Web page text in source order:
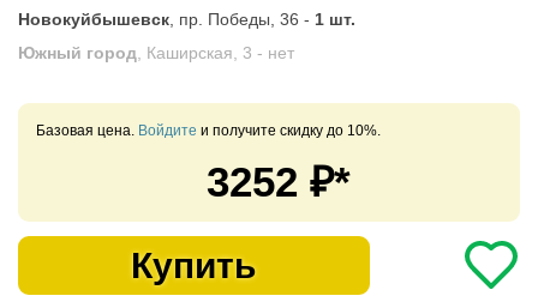
Новокуйбышевск , пр. Победы, 36 - 1 шт.
Южный город , Каширская, 3 - нет
Базовая цена. Войдите и получите скидку до 10%.
3252 ₽*
Купить